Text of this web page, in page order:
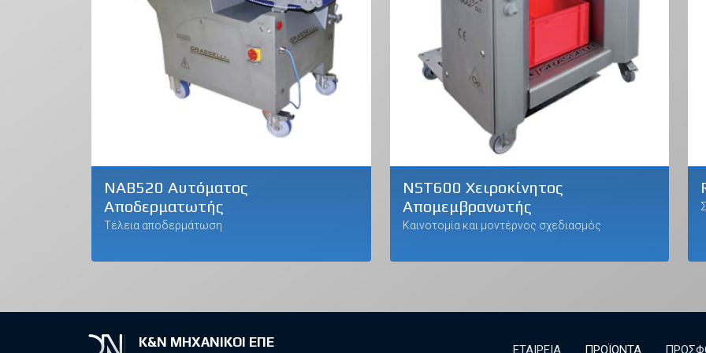
NAB520 Αυτόματος
Αποδερματωτής
Τέλεια αποδερμάτωση
NST600 Χειροκίνητος
Απομεμβρανωτής
Καινοτομία και μοντέρνος σχεδιασμός
ΕΤΑΙΡΕΙΑ ΠΡΟΪΟΝΤΑ
Κ&Ν ΜΗΧΑΝΙΚΟΙ ΕΠΕ